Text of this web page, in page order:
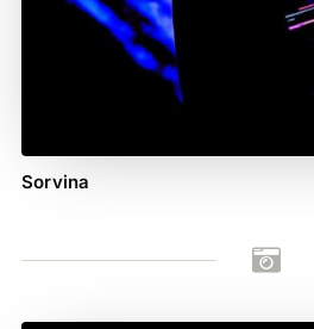
Sorvina
